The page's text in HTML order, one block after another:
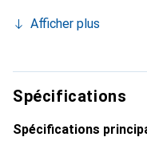
devient l'accessoire
produits de haute
fiable pour une clientèle
Afficher plus
Spécifications
Spécifications